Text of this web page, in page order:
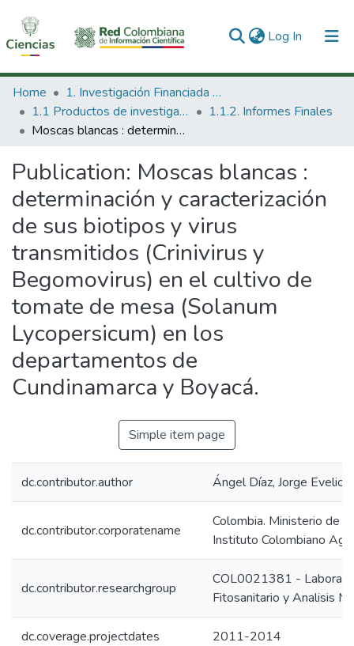
Log In (current)
Communities & Collections
All of DSpace
Home
1. Investigación Financiada con Recursos Públicos
1.1 Productos de investigación
1.1.2. Informes Finales
Moscas blancas : determinación y caracterización de sus biotipos y virus transmitidos (Crinivirus y Begomovirus) en el cultivo de tomate de mesa (Solanum Lycopersicum) en los departamentos de Cundinamarca y Boyacá.
Publication: Moscas blancas :
determinación y caracterización
de sus biotipos y virus
transmitidos (Crinivirus y
Begomovirus) en el cultivo de
tomate de mesa (Solanum
Lycopersicum) en los
departamentos de
Cundinamarca y Boyacá.
Simple item page
dc.contributor.author Ángel Díaz, Jorge Evelio
dc.contributor.corporatename
Colombia. Ministerio de
Instituto Colombiano
dc.contributor.researchgroup
COL0021381 -
Fitosanitario y Analisis
dc.coverage.projectdates 2011-2014